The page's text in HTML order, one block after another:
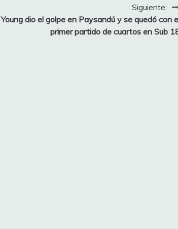
Siguiente:
Young dio el golpe en Paysandú y se quedó con
primer partido de cuartos en Sub